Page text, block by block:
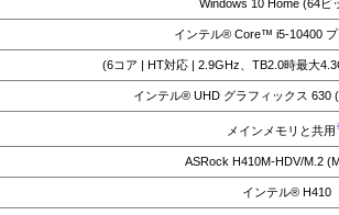
Windows 10 Home (64ビ
インテル® Core™ i5-10400 プ
(6コア | HT対応 | 2.9GHz、TB2.0時最大
インテル® UHD グラフィックス 630
メインメモリと共用
ASRock H410M-HDV/M.2
インテル® H410